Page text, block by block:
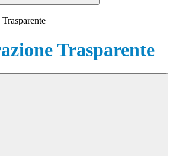
Trasparente